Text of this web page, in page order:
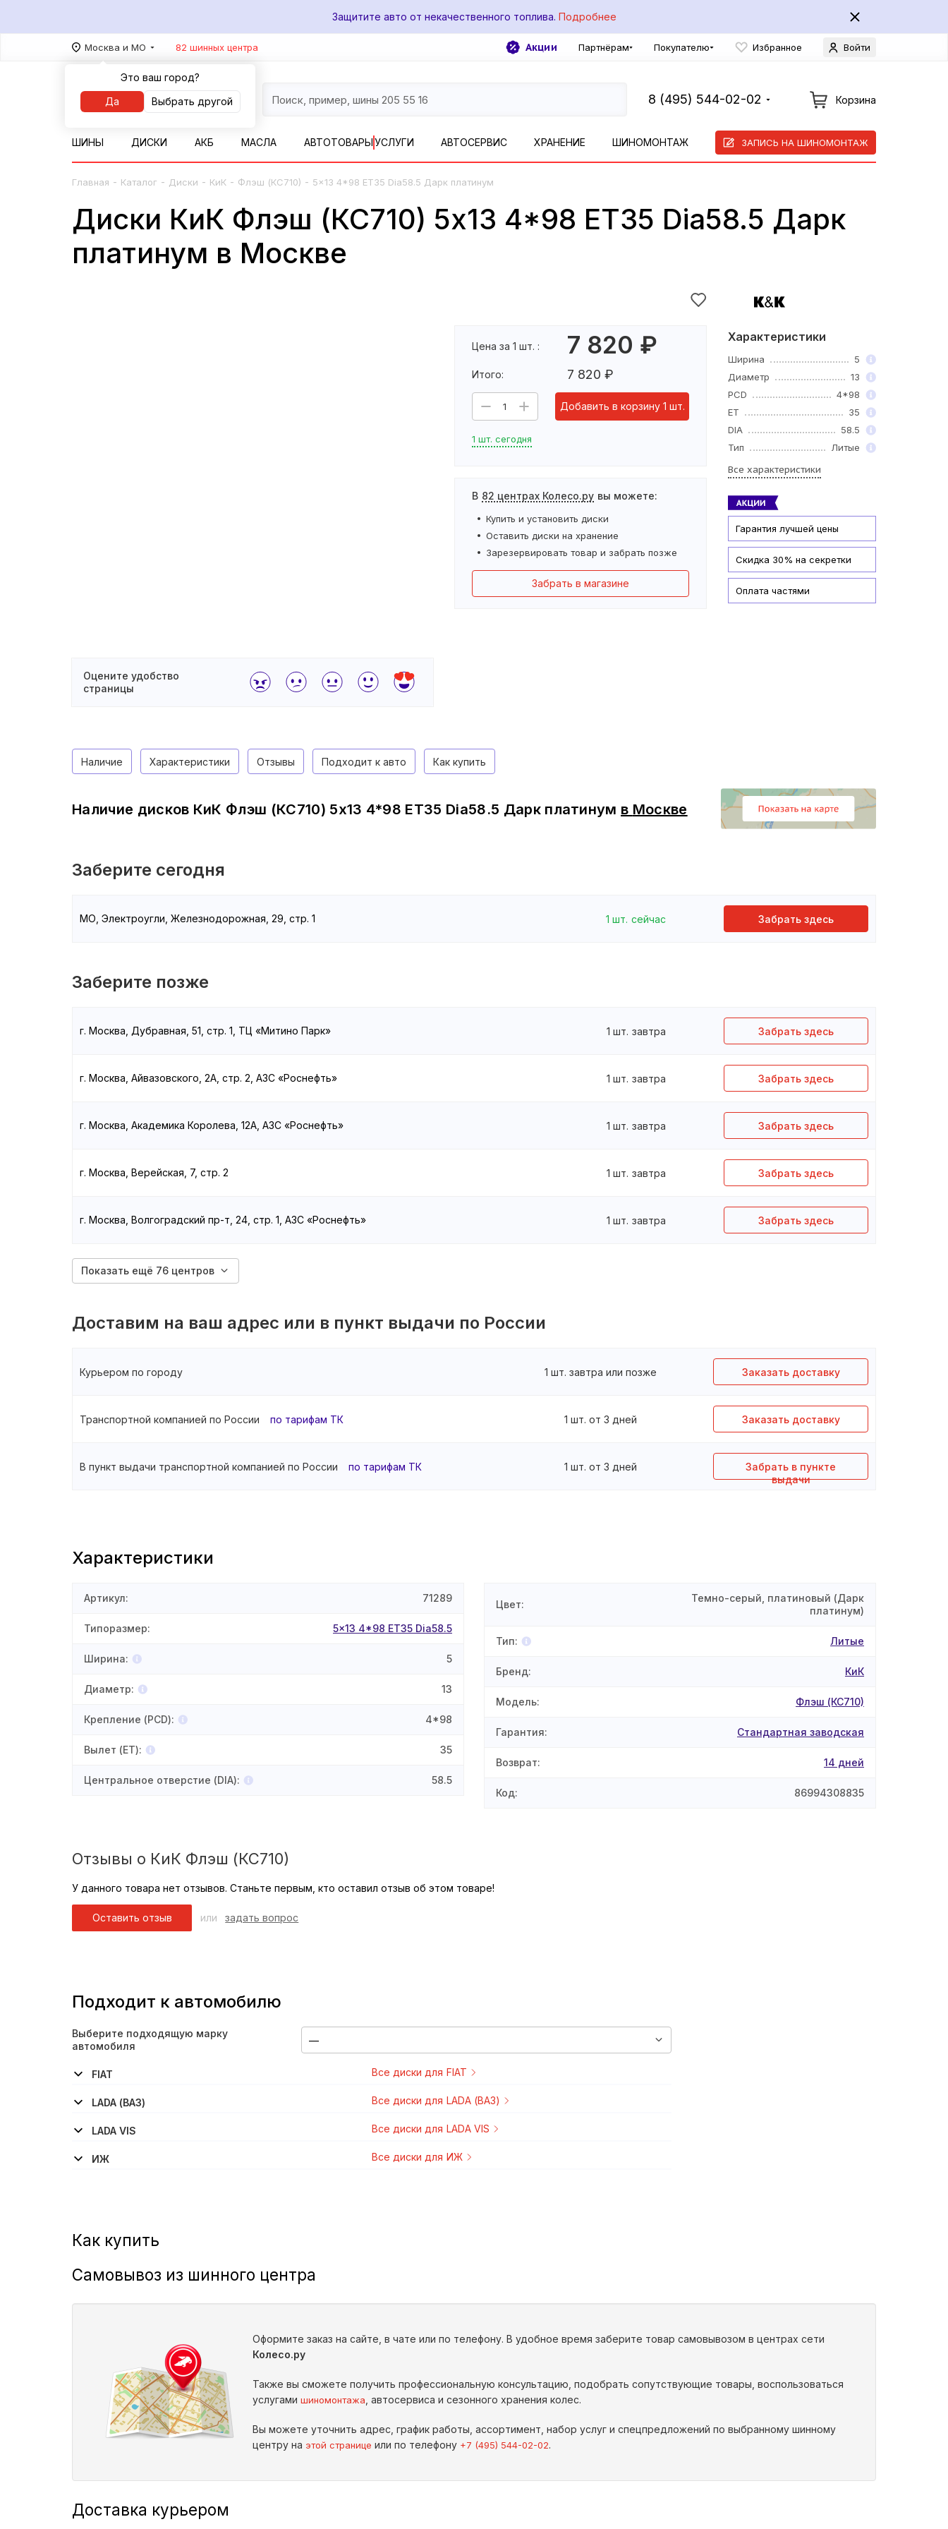
Защитите авто от некачественного топлива. Подробнее
Москва и МО
Это ваш город?
Да
Выбрать другой
82 шинных центра Акции Партнёрам Покупателю Избранное Войти
8 (495) 544-02-02 Корзина
ШИНЫ ДИСКИ АКБ МАСЛА АВТОТОВАРЫУСЛУГИ АВТОСЕРВИС ХРАНЕНИЕ ШИНОМОНТАЖ ЗАПИСЬ НА ШИНОМОНТАЖ
Главная - Каталог - Диски - КиК - Флэш (КС710) - 5x13 4*98 ET35 Dia58.5 Дарк платинум
Диски КиК Флэш (КС710) 5x13 4*98 ET35 Dia58.5 Дарк
платинум в Москве
Оцените удобство
страницы
Цена за 1 шт. : 7 820 ₽
Итого: 7 820 ₽
1 Добавить в корзину 1 шт.
1 шт. сегодня
В 82 центрах Колесо.ру вы можете:
Купить и установить диски
Оставить диски на хранение
Зарезервировать товар и забрать позже
Забрать в магазине
Характеристики
Ширина
5
Диаметр
13
PCD
4*98
ET
35
DIA
58.5
Тип
Литые
Все характеристики
Гарантия лучшей цены
Скидка 30% на секретки
Оплата частями
Наличие Характеристики Отзывы Подходит к авто Как купить
Наличие дисков КиК Флэш (КС710) 5x13 4*98 ET35 Dia58.5 Дарк платинум в Москве
Заберите сегодня
МО, Электроугли, Железнодорожная, 29, стр. 1 1 шт. сейчас Забрать здесь
Заберите позже
г. Москва, Дубравная, 51, стр. 1, ТЦ «Митино Парк» 1 шт. завтра Забрать здесь
г. Москва, Айвазовского, 2А, стр. 2, АЗС «Роснефть» 1 шт. завтра Забрать здесь
г. Москва, Академика Королева, 12А, АЗС «Роснефть» 1 шт. завтра Забрать здесь
г. Москва, Верейская, 7, стр. 2 1 шт. завтра Забрать здесь
г. Москва, Волгоградский пр-т, 24, стр. 1, АЗС «Роснефть» 1 шт. завтра Забрать здесь
Показать ещё 76 центров
Доставим на ваш адрес или в пункт выдачи по России
Курьером по городу 1 шт. завтра или позже Заказать доставку
Транспортной компанией по России по тарифам ТК 1 шт. от 3 дней Заказать доставку
В пункт выдачи транспортной компанией по России по тарифам ТК 1 шт. от 3 дней
Забрать в пункте
выдачи
Характеристики
Артикул: 71289
Типоразмер: 5x13 4*98 ET35 Dia58.5
Ширина: 5
Диаметр: 13
Крепление (PCD): 4*98
Вылет (ET): 35
Центральное отверстие (DIA): 58.5
Цвет:
Темно-серый, платиновый (Дарк
платинум)
Тип: Литые
Бренд: КиК
Модель: Флэш (КС710)
Гарантия: Стандартная заводская
Возврат: 14 дней
Код: 86994308835
Отзывы о КиК Флэш (КС710)
У данного товара нет отзывов. Станьте первым, кто оставил отзыв об этом товаре!
Оставить отзыв или задать вопрос
Подходит к автомобилю
Выберите подходящую марку
автомобиля
FIAT Все диски для FIAT
2003-2012
1999-2007
2003-2007
LADA (ВАЗ) Все диски для LADA (ВАЗ)
1984-2003
1988-2006
1990-2004
1995-2007
1998-2009
2000-2008
2004-2013
2001-2013
1997-2012
2011-2018
2007-2013
2004-2011
2006-2013
LADA VIS Все диски для LADA VIS
2004-2012
ИЖ Все диски для ИЖ
Как купить
Самовывоз из шинного центра
Оформите заказ на сайте, в чате или по телефону. В удобное время заберите товар самовывозом в центрах сети
Колесо.ру
Также вы сможете получить профессиональную консультацию, подобрать сопутствующие товары, воспользоваться
услугами шиномонтажа , автосервиса и сезонного хранения колес.
Вы можете уточнить адрес, график работы, ассортимент, набор услуг и спецпредложений по выбранному шинному
центру на этой странице или по телефону +7 (495) 544-02-02.
Доставка курьером